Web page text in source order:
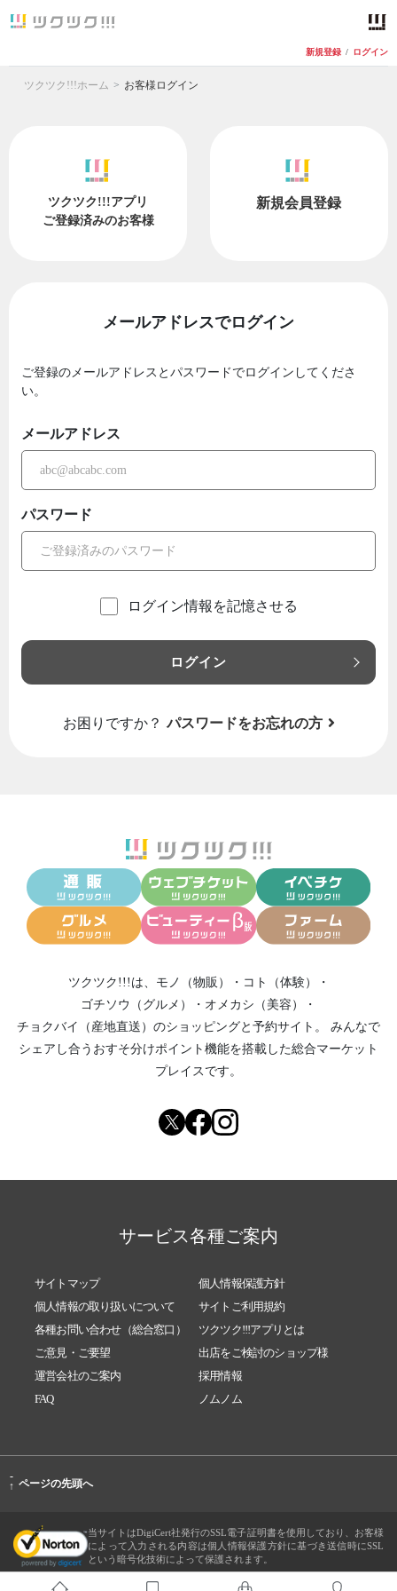
新規登録 / ログイン
ツクツク!!!ホーム お客様ログイン
ツクツク!!!アプリ
ご登録済みのお客様
新規会員登録
メールアドレスでログイン
ご登録のメールアドレスとパスワードでログインしてくださ
い。
メールアドレス
パスワード
ログイン情報を記憶させる
ログイン
お困りですか？ パスワードをお忘れの方
ツクツク!!!は、 モノ（物販） ・ コト（体験）
・
ゴチソウ（グルメ）
・ オメカシ（美容）
・
チョクバイ（産地直送） のショッピングと予約サイト。
みんなで
シェアし合う おすそ分けポイント機能を搭載した総合マーケット
プレイスです。
サービス各種ご案内
サイトマップ
個人情報保護方針
個人情報の取り扱いについて
サイトご利用規約
各種お問い合わせ（総合窓口）
ツクツク!!!アプリとは
ご意見・ご要望
出店をご検討のショップ様
運営会社のご案内
採用情報
FAQ
ノムノム
-
↑ ページの先頭へ
当サイトはDigiCert社発行のSSL電子証明書を使用しており、お客様
によって入力される内容は個人情報保護方針に基づき送信時にSSL
という暗号化技術によって保護されます。